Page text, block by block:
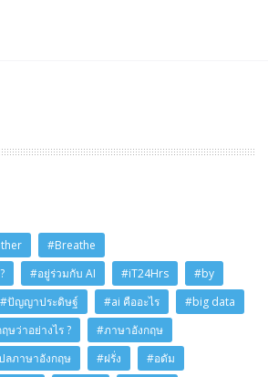
#Breathe
#อยู่ร่วมกับ AI #iT24Hrs
#by
#ปัญญาประดิษฐ์ #ai คืออะไร
#big data
ษว่าอย่างไร ?
#ภาษาอังกฤษ
ลภาษาอังกฤษ #ฝรั่ง
#อดัม